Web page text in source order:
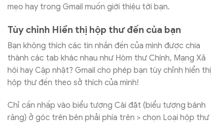
mẹo hay trong Gmail muốn giới thiệu tới bạn.
Tùy chỉnh Hiển thị hộp thư đến của bạn
Bạn không thích các tin nhắn đến của mình được chia
thành các tab khác nhau như Hòm thư Chính, Mạng Xã
hội hay Cập nhật? Gmail cho phép bạn tùy chỉnh hiển thị
hộp thư đến theo sở thích của mình!
Chỉ cần nhấp vào biểu tượng Cài đặt (biểu tượng bánh
răng) ở góc trên bên phải phía trên > chọn Loại hộp thư